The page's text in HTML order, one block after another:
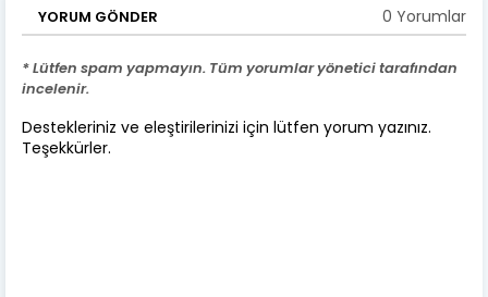
YORUM GÖNDER 0 Yorumlar
* Lütfen spam yapmayın. Tüm yorumlar yönetici tarafından
incelenir.
Destekleriniz ve eleştirilerinizi için lütfen yorum yazınız.
Teşekkürler.